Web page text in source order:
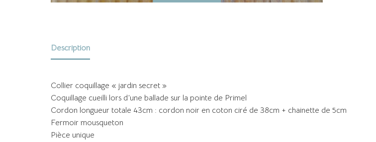
Description
Collier coquillage « jardin secret »
Coquillage cueilli lors d’une ballade sur la pointe de Primel
Cordon longueur totale 43cm : cordon noir en coton ciré de 38cm + chainette de 5cm
Fermoir mousqueton
Pièce unique